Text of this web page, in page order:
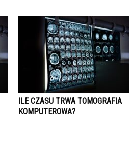
ILE CZASU TRWA TOMOGRAFIA
KOMPUTEROWA?